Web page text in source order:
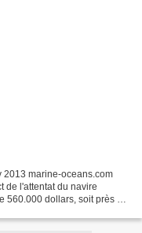
2013 marine-oceans.com
de l'attentat du navire
dollars, soit près du